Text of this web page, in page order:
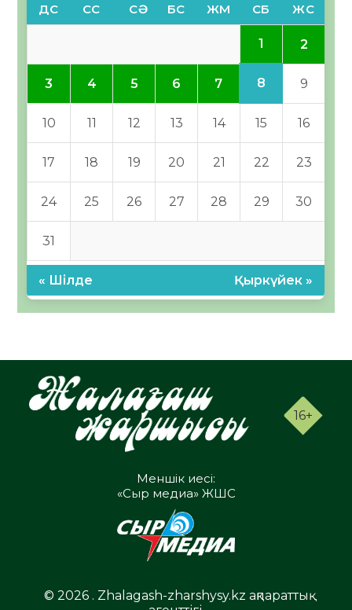
ДС СС СӘ БС ЖМ СБ ЖС
1 2
3 4 5 6 7 8 9
10 11 12 13 14 15 16
17 18 19 20 21 22 23
24 25 26 27 28 29 30
31
« Шілде Қыркүйек »
16+
Меншік иесі:
«Сыр медиа» ЖШС
© 2026 . Zhalagash-zharshysy.kz ақпараттық